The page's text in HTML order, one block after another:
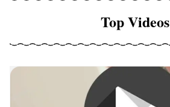
Top Videos